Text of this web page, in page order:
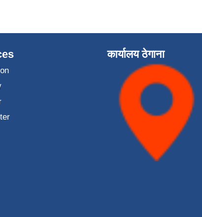
कार्यालय ठेगाना